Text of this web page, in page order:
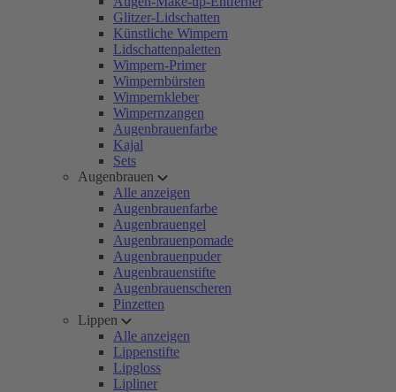
Glitzer-Lidschatten
Künstliche Wimpern
Lidschattenpaletten
Wimpern-Primer
Wimpernbürsten
Wimpernkleber
Wimpernzangen
Augenbrauenfarbe
Kajal
Sets
Augenbrauen
Alle anzeigen
Augenbrauenfarbe
Augenbrauengel
Augenbrauenpomade
Augenbrauenpuder
Augenbrauenstifte
Augenbrauenscheren
Pinzetten
Lippen
Alle anzeigen
Lippenstifte
Lipgloss
Lipliner